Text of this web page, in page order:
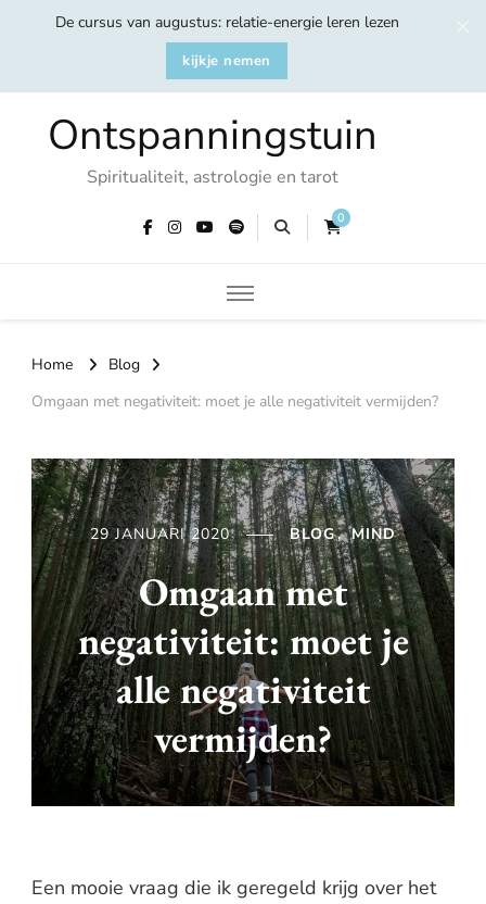
De cursus van augustus: relatie-energie leren lezen
kijkje nemen
Ontspanningstuin
Spiritualiteit, astrologie en tarot
0
Home
Blog
Omgaan met negativiteit: moet je alle negativiteit vermijden?
29 JANUARI 2020 BLOG MIND
Omgaan met
negativiteit: moet je
alle negativiteit
vermijden?
Een mooie vraag die ik geregeld krijg over het